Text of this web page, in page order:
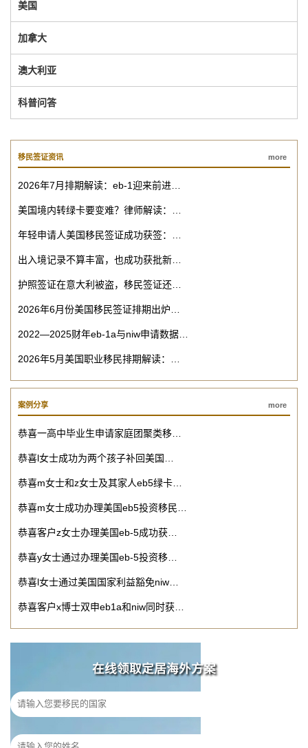
美国
加拿大
澳大利亚
科普问答
移民签证资讯 more
2026年7月排期解读：eb-1迎来前进…
美国境内转绿卡要变难？律师解读：…
年轻申请人美国移民签证成功获签：…
出入境记录不算丰富，也成功获批新…
护照签证在意大利被盗，移民签证还…
2026年6月份美国移民签证排期出炉…
2022—2025财年eb-1a与niw申请数据…
2026年5月美国职业移民排期解读：…
案例分享 more
恭喜一高中毕业生申请家庭团聚类移…
恭喜l女士成功为两个孩子补回美国…
恭喜m女士和z女士及其家人eb5绿卡…
恭喜m女士成功办理美国eb5投资移民…
恭喜客户z女士办理美国eb-5成功获…
恭喜y女士通过办理美国eb-5投资移…
恭喜l女士通过美国国家利益豁免niw…
恭喜客户x博士双申eb1a和niw同时获…
在线领取定居海外方案